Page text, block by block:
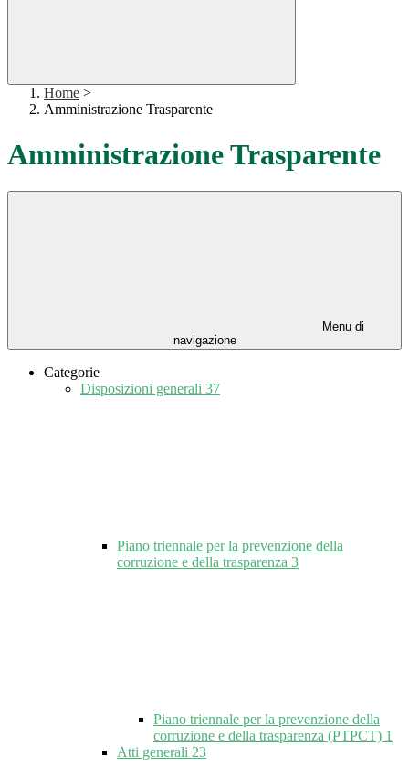
Home >
Amministrazione Trasparente
Amministrazione Trasparente
Menu di
navigazione
Categorie
Disposizioni generali 37
Piano triennale per la prevenzione della
corruzione e della trasparenza 3
Piano triennale per la prevenzione della
corruzione e della trasparenza (PTPCT) 1
Atti generali 23